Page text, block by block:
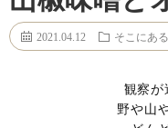
2021.04.12 そこにあ
観察が
野や山